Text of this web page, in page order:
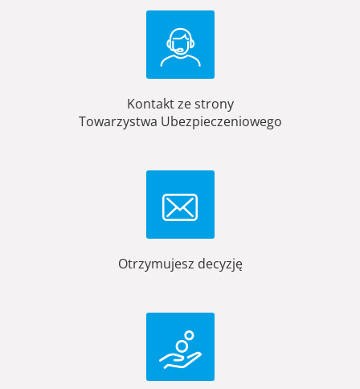
Kontakt ze strony
Towarzystwa Ubezpieczeniowego
Otrzymujesz decyzję